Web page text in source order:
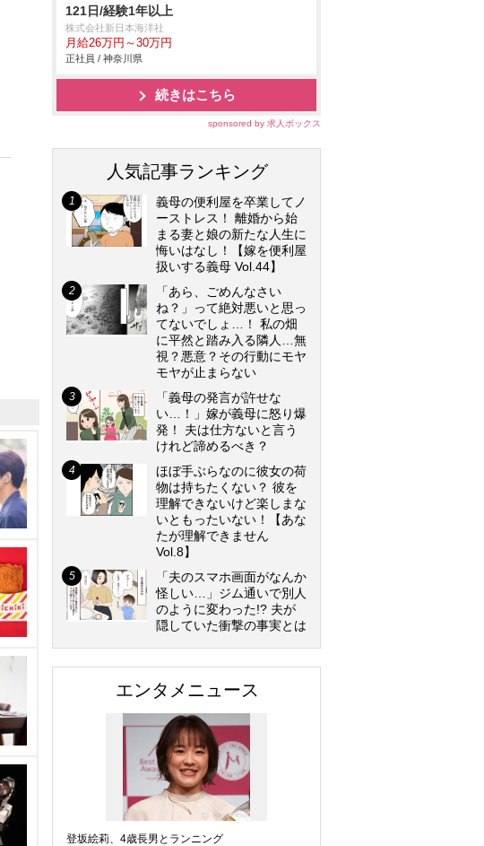
121日/経験1年以上
株式会社新日本海洋社
月給26万円～30万円
正社員 / 神奈川県
続きはこちら
sponsored by 求人ボックス
人気記事ランキング
義母の便利屋を卒業してノ
ーストレス！ 離婚から始
まる妻と娘の新たな人生に
悔いはなし！【嫁を便利屋
扱いする義母 Vol.44】
「あら、ごめんなさい
ね？」って絶対悪いと思っ
てないでしょ…！ 私の畑
に平然と踏み入る隣人…無
視？悪意？その行動にモヤ
モヤが止まらない
「義母の発言が許せな
い…！」嫁が義母に怒り爆
発！ 夫は仕方ないと言う
けれど諦めるべき？
ほぼ手ぶらなのに彼女の荷
物は持ちたくない？ 彼を
理解できないけど楽しまな
いともったいない！【あな
たが理解できません
Vol.8】
「夫のスマホ画面がなんか
怪しい…」ジム通いで別人
のように変わった!? 夫が
隠していた衝撃の事実とは
エンタメニュース
登坂絵莉、4歳長男とランニング